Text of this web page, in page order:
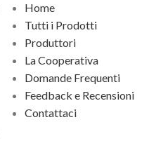
Home
Tutti i Prodotti
Produttori
La Cooperativa
Domande Frequenti
Feedback e Recensioni
Contattaci